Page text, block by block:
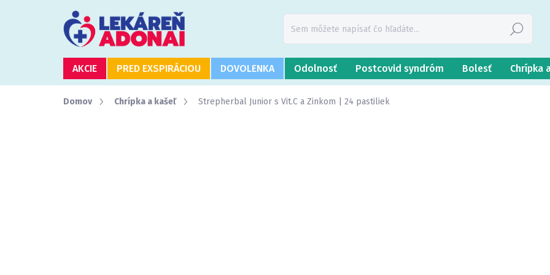
Hľadať
AKCIE PRED EXSPIRÁCIOU DOVOLENKA Odolnosť Postcovid syndróm Bolesť Chrípka
Domov Chrípka a kašeľ Strepherbal Junior s Vit.C a Zinkom | 24 pastiliek